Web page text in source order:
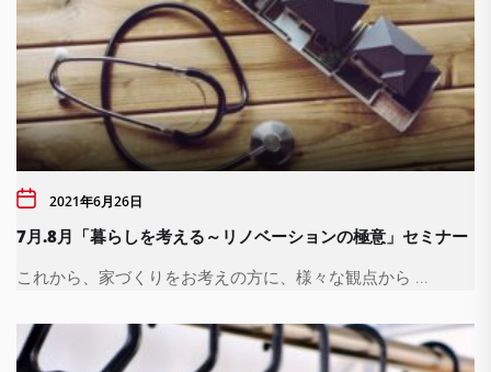
2021年6月26日
7月.8月「暮らしを考える～リノベーションの極意」セミナー
これから、家づくりをお考えの方に、様々な観点から ...